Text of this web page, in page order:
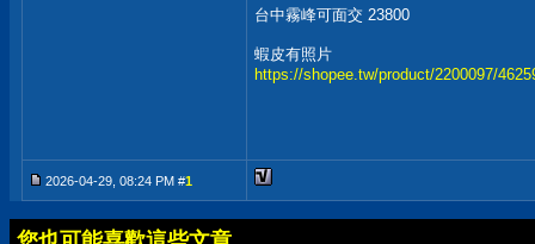
台中霧峰可面交 23800
蝦皮有照片
https://shopee.tw/product/2200097/
2026-04-29, 08:24 PM #1